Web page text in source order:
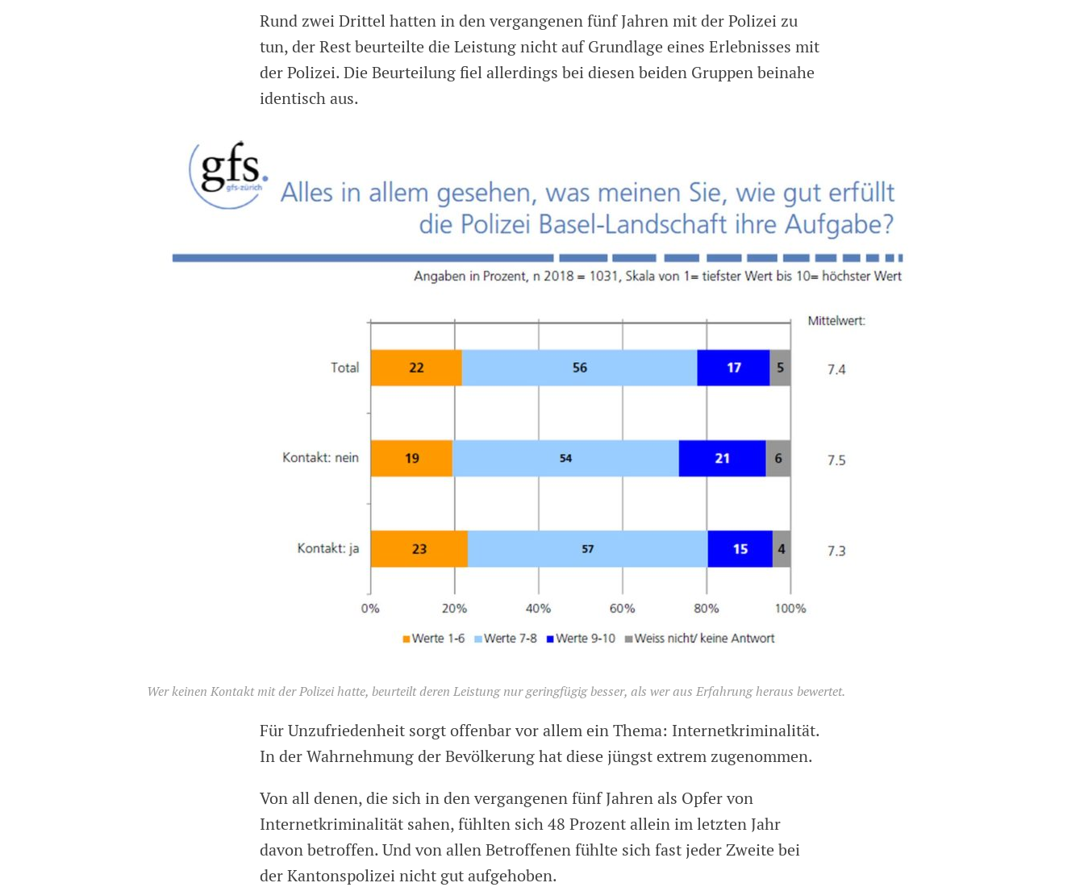
Rund zwei Drittel hatten in den vergangenen fünf Jahren mit der Polizei zu
tun, der Rest beurteilte die Leistung nicht auf Grundlage eines Erlebnisses mit
der Polizei. Die Beurteilung fiel allerdings bei diesen beiden Gruppen beinahe
identisch aus.
Wer keinen Kontakt mit der Polizei hatte, beurteilt deren Leistung nur geringfügig besser, als wer aus Erfahrung heraus bewertet.
Für Unzufriedenheit sorgt offenbar vor allem ein Thema: Internetkriminalität.
In der Wahrnehmung der Bevölkerung hat diese jüngst extrem zugenommen.
Von all denen, die sich in den vergangenen fünf Jahren als Opfer von
Internetkriminalität sahen, fühlten sich 48 Prozent allein im letzten Jahr
davon betroffen. Und von allen Betroffenen fühlte sich fast jeder Zweite bei
der Kantonspolizei nicht gut aufgehoben.